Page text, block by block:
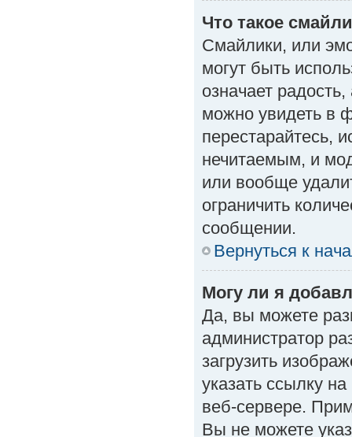
Что такое
Смайлики, или
могут быть
означает
можно увидеть в
перестарайтесь,
нечитаемым, и
или вообще
ограничить
сообщении.
Вернуться к
Могу ли я
Да, вы можете
администратор
загрузить
указать ссылку
веб-сервере.
Вы не можете